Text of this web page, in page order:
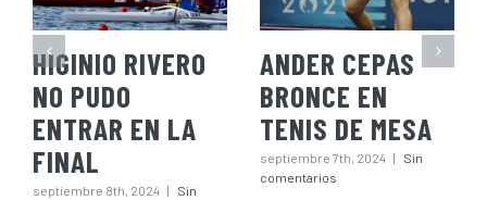
HIGINIO RIVERO
NO PUDO
ENTRAR EN LA
FINAL
septiembre 8th, 2024 |
Sin
ANDER CEPAS
BRONCE EN
TENIS DE MESA
septiembre 7th, 2024 |
Sin
comentarios